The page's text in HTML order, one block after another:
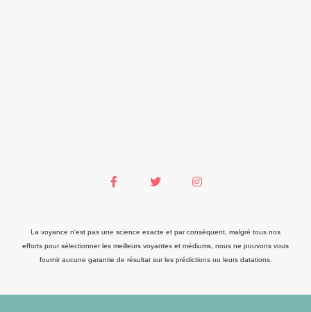
La voyance n'est pas une science exacte et par conséquent, malgré tous nos
efforts pour sélectionner les meilleurs voyantes et médiums, nous ne pouvons vous
fournir aucune garantie de résultat sur les prédictions ou leurs datations.